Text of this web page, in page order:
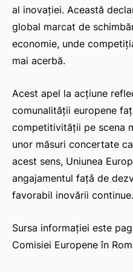
al inovației. Această
global marcat de
economie, unde
mai acerbă.
Acest apel la acțiune
comunalității europene
competitivității pe scena
unor măsuri concertate
acest sens, Uniunea
angajamentul fațǎ de
favorabil inovării continue.
Sursa informației este
Comisiei Europene în